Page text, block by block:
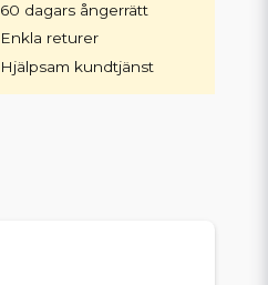
60 dagars ångerrätt
Enkla returer
Hjälpsam kundtjänst